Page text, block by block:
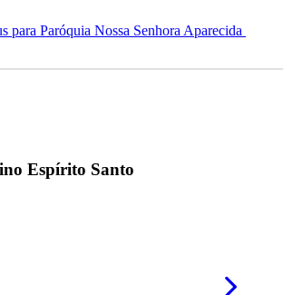
para Paróquia Nossa Senhora Aparecida
Espírito Santo